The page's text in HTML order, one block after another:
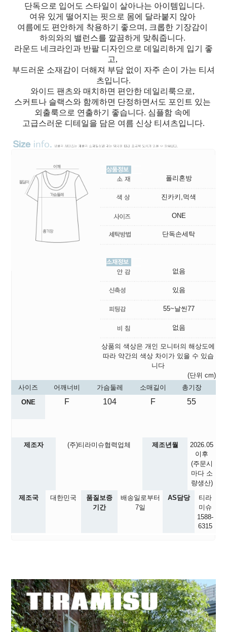
단독으로 입어도 스타일이 살아나는 아이템입니다.
여유 있게 떨어지는 핏으로 몸에 달라붙지 않아
여름에도 편안하게 착용하기 좋으며, 크롭한 기장감이
하의와의 밸런스를 깔끔하게 맞춰줍니다.
라운드 네크라인과 반팔 디자인으로 데일리하게 입기 좋
고,
부드러운 소재감이 더해져 부담 없이 자주 손이 가는 티셔
츠입니다.
와이드 팬츠와 매치하면 편안한 데일리룩으로,
스커트나 슬랙스와 함께하면 단정하면서도 포인트 있는
외출룩으로 연출하기 좋습니다. 심플함 속에
고급스러운 디테일을 담은 여름 신상 티셔츠입니다.
폴리혼방
진카키,먹색
ONE
단독손세탁
없음
있음
55~날씬77
없음
상품의 색상은 개인 모니터의 해상도에
따라 약간의 색상 차이가 있을 수 있습
니다
(단위 cm)
사이즈
어깨너비 가슴둘레 소매길이
총기장
ONE
F 104 F 55
제조자 (주)티라미슈협력업체 제조년월
2026.05
이후
(주문시
마다 소
량생산)
제조국
대한민국
품질보증
기간
배송일로부터
7일
AS담당
티라
미슈
1588-
6315